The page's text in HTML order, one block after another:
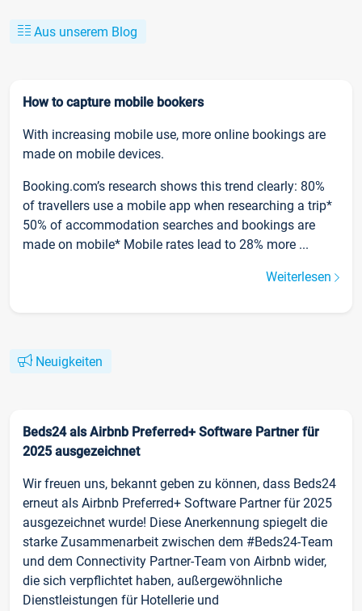
Aus unserem Blog
How to capture mobile bookers
With increasing mobile use, more online bookings are
made on mobile devices.
Booking.com’s research shows this trend clearly: 80%
of travellers use a mobile app when researching a trip*
50% of accommodation searches and bookings are
made on mobile* Mobile rates lead to 28% more ...
Weiterlesen
Neuigkeiten
Beds24 als Airbnb Preferred+ Software Partner für
2025 ausgezeichnet
Wir freuen uns, bekannt geben zu können, dass Beds24
erneut als Airbnb Preferred+ Software Partner für 2025
ausgezeichnet wurde! Diese Anerkennung spiegelt die
starke Zusammenarbeit zwischen dem #Beds24-Team
und dem Connectivity Partner-Team von Airbnb wider,
die sich verpflichtet haben, außergewöhnliche
Dienstleistungen für Hotellerie und